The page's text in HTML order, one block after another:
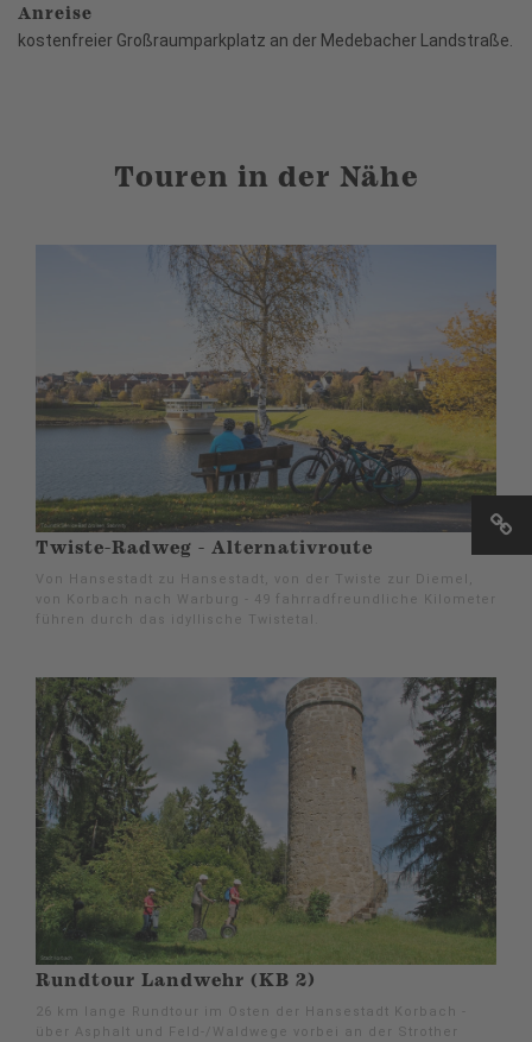
Anreise
kostenfreier Großraumparkplatz an der Medebacher Landstraße.
Touren in der Nähe
Twiste-Radweg - Alternativroute
Von Hansestadt zu Hansestadt, von der Twiste zur Diemel,
von Korbach nach Warburg - 49 fahrradfreundliche Kilometer
führen durch das idyllische Twistetal.
Rundtour Landwehr (KB 2)
26 km lange Rundtour im Osten der Hansestadt Korbach -
über Asphalt und Feld-/Waldwege vorbei an der Strother